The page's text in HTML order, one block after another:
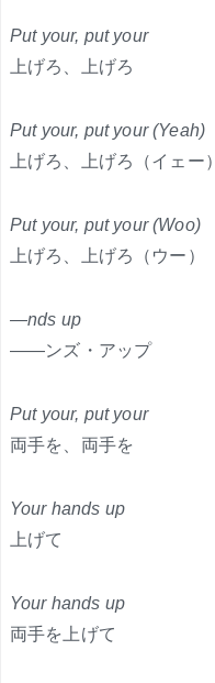
Put your, put your
上げろ、上げろ
Put your, put your (Yeah)
上げろ、上げろ（イェー）
Put your, put your (Woo)
上げろ、上げろ（ウー）
—nds up
——ンズ・アップ
Put your, put your
両手を、両手を
Your hands up
上げて
Your hands up
両手を上げて